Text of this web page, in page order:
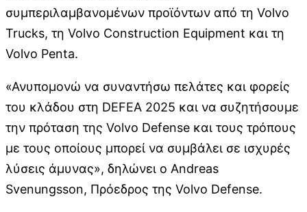
συμπεριλαμβανομένων προϊόντων από τη Volvo
Trucks, τη Volvo Construction Equipment και τη
Volvo Penta.
«Ανυπομονώ να συναντήσω πελάτες και φορείς
του κλάδου στη DEFEA 2025 και να συζητήσουμε
την πρόταση της Volvo Defense και τους τρόπους
με τους οποίους μπορεί να συμβάλει σε ισχυρές
λύσεις άμυνας», δηλώνει ο Andreas
Svenungsson, Πρόεδρος της Volvo Defense.